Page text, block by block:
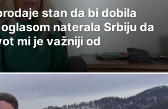
stan da bi dobila
naterala Srbiju da
mi je važniji od